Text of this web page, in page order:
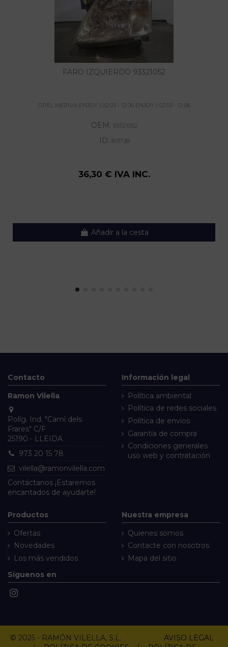
FARO IZQUIERDO 93321052
OPEL MERIVA ENJOY | 02.03 - 12.06 ENJOY | 02.03 - 12.06
OEM: 93321052
ID: 813738
36,30 € IVA INC.
Añadir a la cesta
Contacto
Ramon Vilella
Políg. Ind. "Camí dels
Frares" C/F
25190 - LLEIDA
973 20 15 78
vilella@ramonvilella.com
Contáctanos ¡Estaremos
encantados de ayudarte!
Información legal
Política ambiental
Política de redes sociales
Política de envíos
Garantía de compra
Condiciones generales
uso web y contratación
Productos
Ofertas
Novedades
Los más vendidos
Nuestra empresa
Quienes somos
Contacte con nosotros
Mapa del sitio
Síguenos en
© 2025 - RAMÓN VILELLA, S.L. AVISO LEGAL